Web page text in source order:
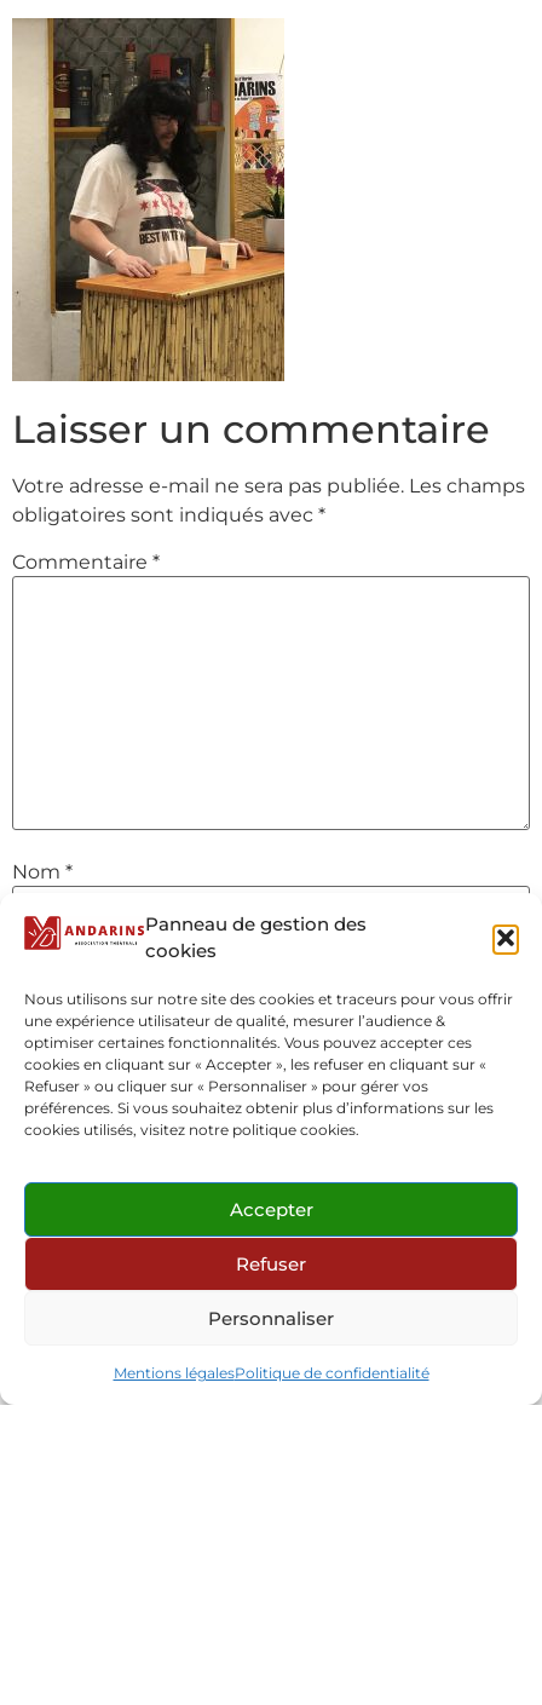
Panneau de gestion des
cookies
Nous utilisons sur notre site des cookies et traceurs pour vous offrir
une expérience utilisateur de qualité, mesurer l’audience &
optimiser certaines fonctionnalités. Vous pouvez accepter ces
cookies en cliquant sur « Accepter », les refuser en cliquant sur «
Refuser » ou cliquer sur « Personnaliser » pour gérer vos
préférences. Si vous souhaitez obtenir plus d’informations sur les
cookies utilisés, visitez notre politique cookies.
Accepter
Refuser
Personnaliser
Mentions légalesPolitique de confidentialité
Laisser un commentaire
Votre adresse e-mail ne sera pas publiée. Les champs
obligatoires sont indiqués avec *
Commentaire *
Nom *
Site web